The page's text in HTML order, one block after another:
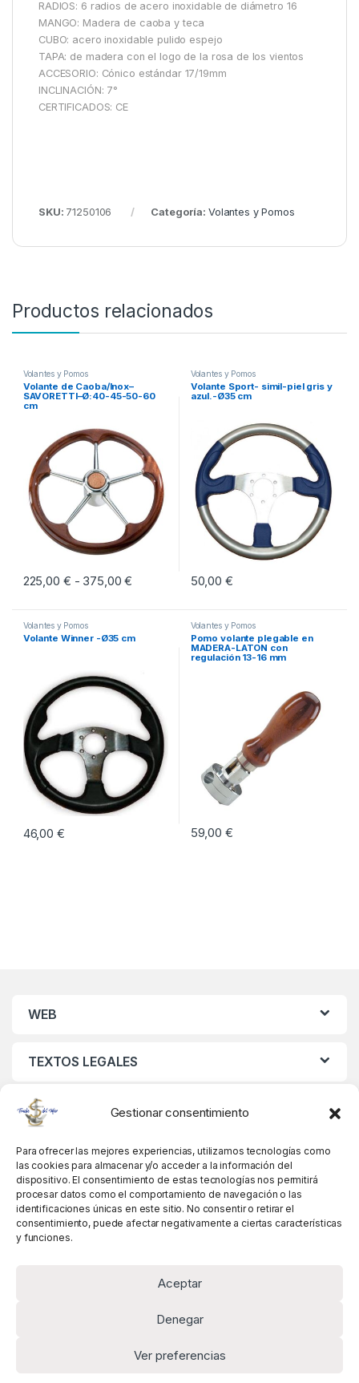
Gestionar consentimiento
Para ofrecer las mejores experiencias, utilizamos tecnologías como
las cookies para almacenar y/o acceder a la información del
dispositivo. El consentimiento de estas tecnologías nos permitirá
procesar datos como el comportamiento de navegación o las
identificaciones únicas en este sitio. No consentir o retirar el
consentimiento, puede afectar negativamente a ciertas características
y funciones.
Aceptar
Denegar
Ver preferencias
RADIOS: 6 radios de acero inoxidable de diámetro 16
MANGO: Madera de caoba y teca
CUBO: acero inoxidable pulido espejo
TAPA: de madera con el logo de la rosa de los vientos
ACCESORIO: Cónico estándar 17/19mm
INCLINACIÓN: 7°
CERTIFICADOS: CE
SKU: 71250106 Categoría: Volantes y Pomos
Productos relacionados
Volantes y Pomos
Volante de Caoba/Inox–
SAVORETTI–Ø:40-45-50-60
cm
225,00 € - 375,00€ Rango de precios: desde 225,00 € hasta
Volantes y Pomos
Volante Sport- simil-piel gris y
azul.-Ø35 cm
50,00 €
Volantes y Pomos
Volante Winner -Ø35 cm
46,00 €
Volantes y Pomos
Pomo volante plegable en
MADERA-LATON con
regulación 13-16 mm
59,00 €
WEB
TEXTOS LEGALES
MIS DATOS
Alguna pregunta? Llámanos!